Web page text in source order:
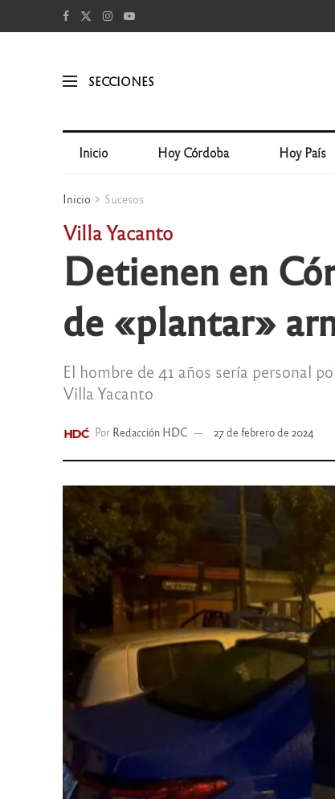
SECCIONES
Inicio Hoy Córdoba Hoy País
Inicio Sucesos
Villa Yacanto
Detienen en
de «plantar»
El hombre de 41 años sería personal
Villa Yacanto
Por Redacción HDC 27 de febrero de 2024